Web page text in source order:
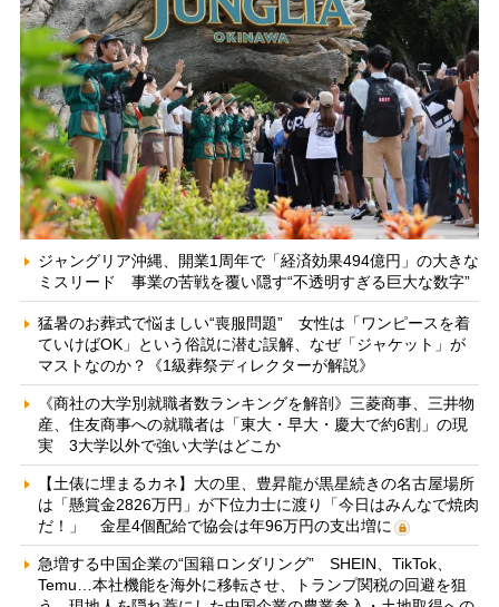
ジャングリア沖縄、開業1周年で「経済効果494億円」の大きな
ミスリード 事業の苦戦を覆い隠す“不透明すぎる巨大な数字”
猛暑のお葬式で悩ましい“喪服問題” 女性は「ワンピースを着
ていけばOK」という俗説に潜む誤解、なぜ「ジャケット」が
マストなのか？《1級葬祭ディレクターが解説》
《商社の大学別就職者数ランキングを解剖》三菱商事、三井物
産、住友商事への就職者は「東大・早大・慶大で約6割」の現
実 3大学以外で強い大学はどこか
【土俵に埋まるカネ】大の里、豊昇龍が黒星続きの名古屋場所
は「懸賞金2826万円」が下位力士に渡り「今日はみんなで焼肉
だ！」 金星4個配給で協会は年96万円の支出増に
急増する中国企業の“国籍ロンダリング” SHEIN、TikTok、
Temu…本社機能を海外に移転させ、トランプ関税の回避を狙